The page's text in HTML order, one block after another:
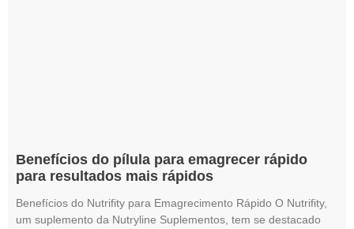
Benefícios do pílula para emagrecer rápido
para resultados mais rápidos
Benefícios do Nutrifity para Emagrecimento Rápido O Nutrifity,
um suplemento da Nutryline Suplementos, tem se destacado